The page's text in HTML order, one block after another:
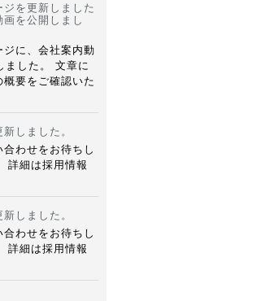
ジを更新しました
画を公開しまし
ジに、会社案内動
ました。 文章に
要をご確認いた
しました。
合わせをお待ちし
詳細は採用情報
しました。
合わせをお待ちし
詳細は採用情報